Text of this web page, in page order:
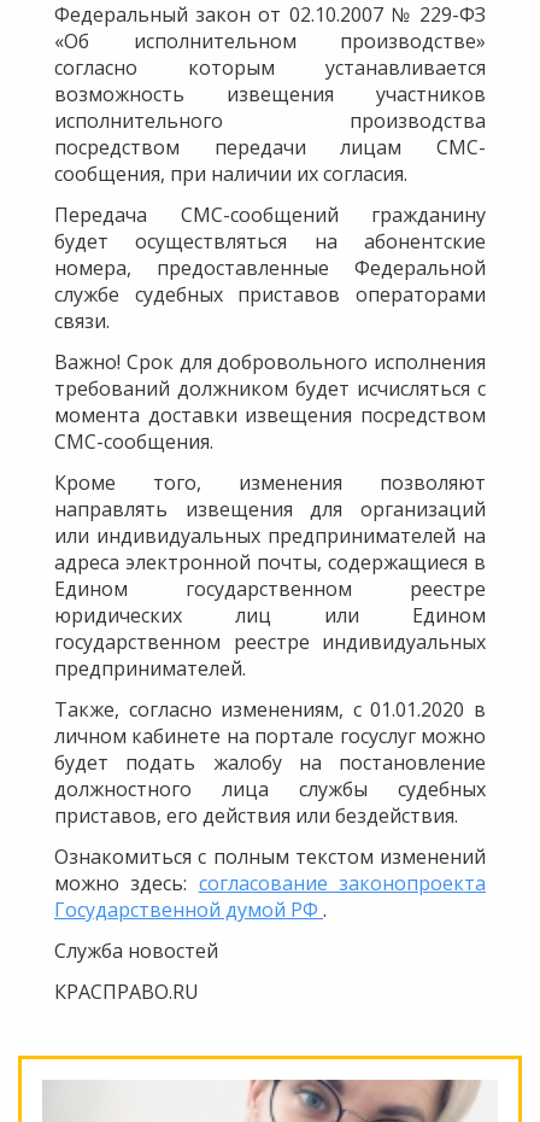
Федеральный закон от 02.10.2007 № 229-ФЗ
«Об исполнительном производстве»
согласно которым устанавливается
возможность извещения участников
исполнительного производства
посредством передачи лицам СМС-
сообщения, при наличии их согласия.
Передача СМС-сообщений гражданину
будет осуществляться на абонентские
номера, предоставленные Федеральной
службе судебных приставов операторами
связи.
Важно! Срок для добровольного исполнения
требований должником будет исчисляться с
момента доставки извещения посредством
СМС-сообщения.
Кроме того, изменения позволяют
направлять извещения для организаций
или индивидуальных предпринимателей на
адреса электронной почты, содержащиеся в
Едином государственном реестре
юридических лиц или Едином
государственном реестре индивидуальных
предпринимателей.
Также, согласно изменениям, с 01.01.2020 в
личном кабинете на портале госуслуг можно
будет подать жалобу на постановление
должностного лица службы судебных
приставов, его действия или бездействия.
Ознакомиться с полным текстом изменений
можно здесь: согласование законопроекта
Государственной думой РФ .
Служба новостей
КРАСПРАВО.RU